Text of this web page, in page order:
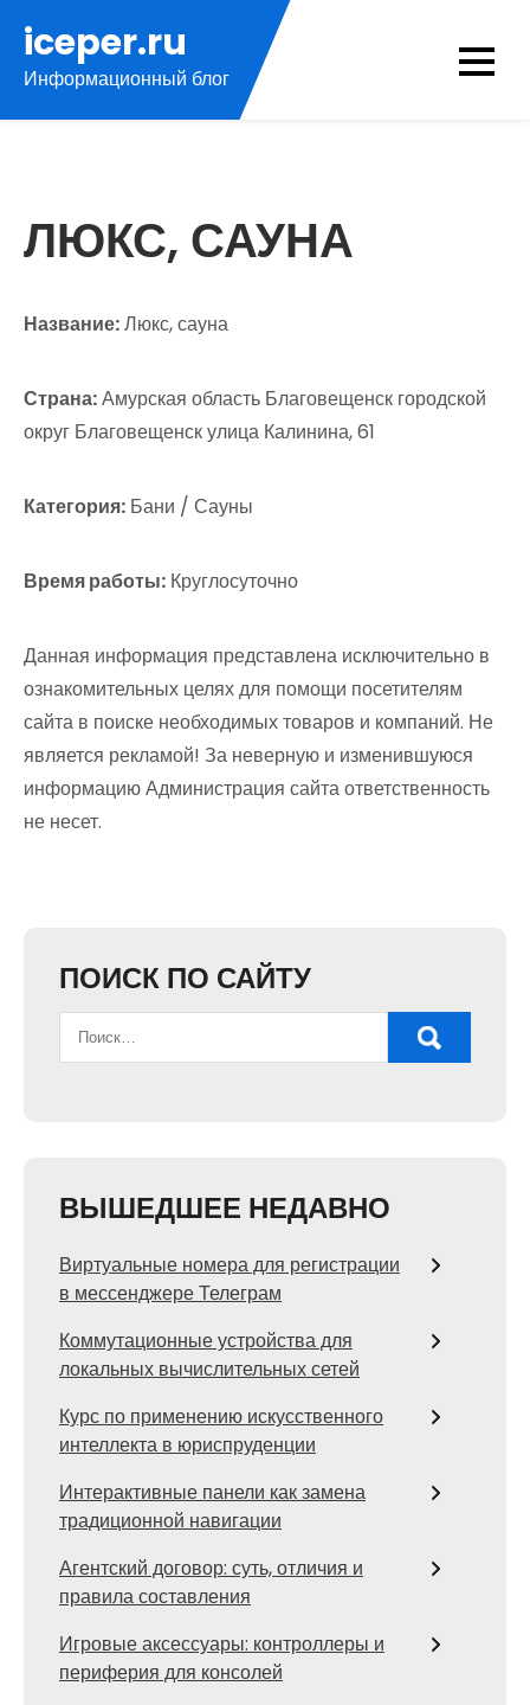
содержимому
iceper.ru
Информационный блог
ЛЮКС, САУНА
Название:Люкс, сауна
Страна:Амурская область Благовещенск городской
округ Благовещенск улица Калинина, 61
Категория: Бани / Сауны
Время работы: Круглосуточно
Данная информация представлена исключительно в
ознакомительных целях для помощи посетителям
сайта в поиске необходимых товаров и компаний. Не
является рекламой! За неверную и изменившуюся
информацию Администрация сайта ответственность
не несет.
ПОИСК ПО САЙТУ
ВЫШЕДШЕЕ НЕДАВНО
Виртуальные номера для регистрации
в мессенджере Телеграм
Коммутационные устройства для
локальных вычислительных сетей
Курс по применению искусственного
интеллекта в юриспруденции
Интерактивные панели как замена
традиционной навигации
Агентский договор: суть, отличия и
правила составления
Игровые аксессуары: контроллеры и
периферия для консолей